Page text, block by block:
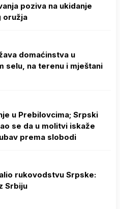
poziva na ukidanje
oružja
domaćinstva u
selu, na terenu i mještani
u Prebilovcima; Srpski
se da u molitvi iskaže
prema slobodi
rukovodstvu Srpske:
Srbiju